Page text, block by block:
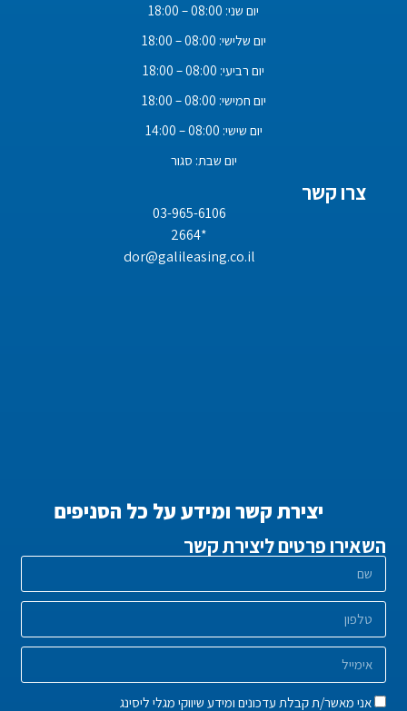
יום שני: 08:00 – 18:00
יום שלישי: 08:00 – 18:00
יום רביעי: 08:00 – 18:00
יום חמישי: 08:00 – 18:00
יום שישי: 08:00 – 14:00
יום שבת: סגור
צרו קשר
03-965-6106
*2664
dor@galileasing.co.il
יצירת קשר ומידע על כל הסניפים
השאירו פרטים ליצירת קשר
אני מאשר/ת קבלת עדכונים ומידע שיווקי מגלי ליסינג